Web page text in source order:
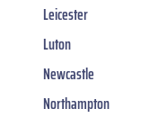
Leicester
Luton
Newcastle
Northampton